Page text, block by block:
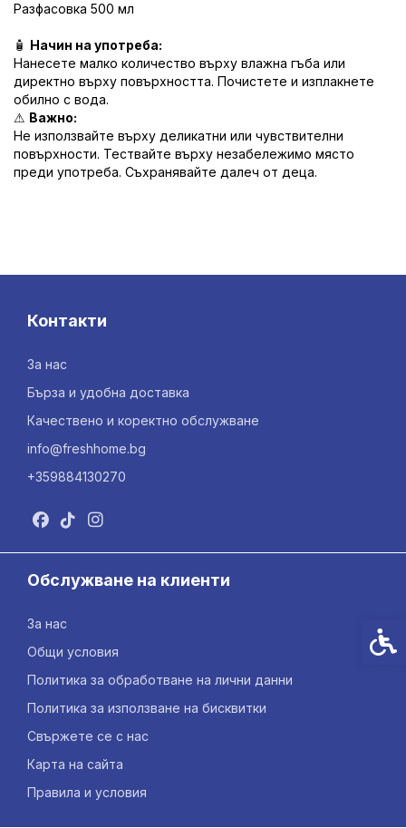
Разфасовка 500 мл
🧴 Начин на употреба:
Нанесете малко количество върху влажна гъба или
директно върху повърхността. Почистете и изплакнете
обилно с вода.
⚠ Важно:
Не използвайте върху деликатни или чувствителни
повърхности. Тествайте върху незабележимо място
преди употреба. Съхранявайте далеч от деца.
Контакти
За нас
Бърза и удобна доставка
Качествено и коректно обслужване
info@freshhome.bg
+359884130270
Обслужване на клиенти
За нас
Общи условия
Политика за обработване на лични данни
Политика за използване на бисквитки
Свържете се с нас
Карта на сайта
Правила и условия